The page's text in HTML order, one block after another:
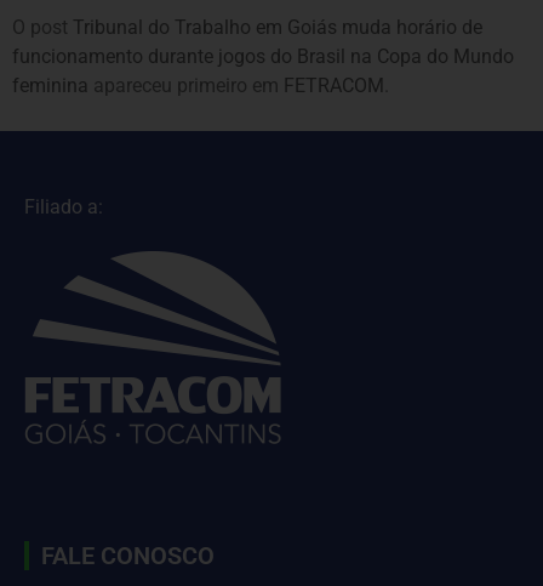
O post Tribunal do Trabalho em Goiás muda horário de
funcionamento durante jogos do Brasil na Copa do Mundo
feminina apareceu primeiro em FETRACOM
Filiado a:
FALE CONOSCO